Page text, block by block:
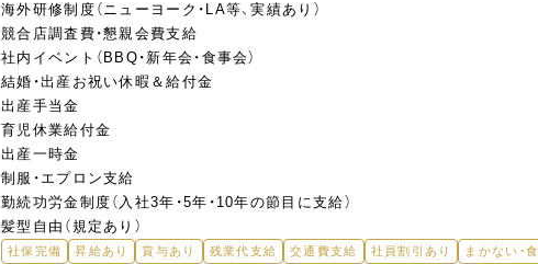
海外研修制度（ニューヨーク・LA等、実績あり）
競合店調査費・懇親会費支給
社内イベント（BBQ・新年会・食事会）
結婚・出産お祝い休暇＆給付金
出産手当金
育児休業給付金
出産一時金
制服・エプロン支給
勤続功労金制度（入社3年・5年・10年の節目に支給）
髪型自由（規定あり）
社保完備 昇給あり 賞与あり 残業代支給 交通費支給 社員割引あり まかない・